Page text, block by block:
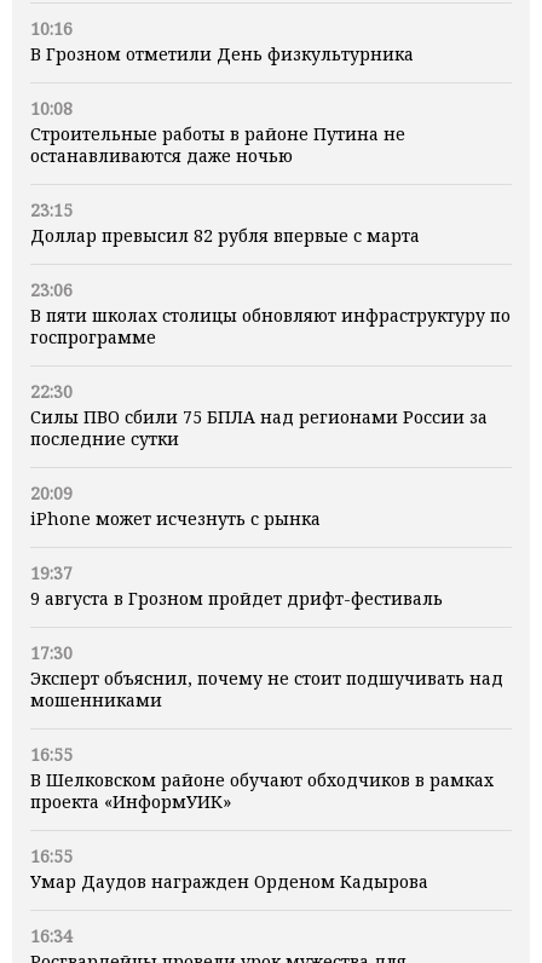
10:16
В Грозном отметили День физкультурника
10:08
Строительные работы в районе Путина не
останавливаются даже ночью
23:15
Доллар превысил 82 рубля впервые с марта
23:06
В пяти школах столицы обновляют инфраструктуру по
госпрограмме
22:30
Силы ПВО сбили 75 БПЛА над регионами России за
последние сутки
20:09
iPhone может исчезнуть с рынка
19:37
9 августа в Грозном пройдет дрифт-фестиваль
17:30
Эксперт объяснил, почему не стоит подшучивать над
мошенниками
16:55
В Шелковском районе обучают обходчиков в рамках
проекта «ИнформУИК»
16:55
Умар Даудов награжден Орденом Кадырова
16:34